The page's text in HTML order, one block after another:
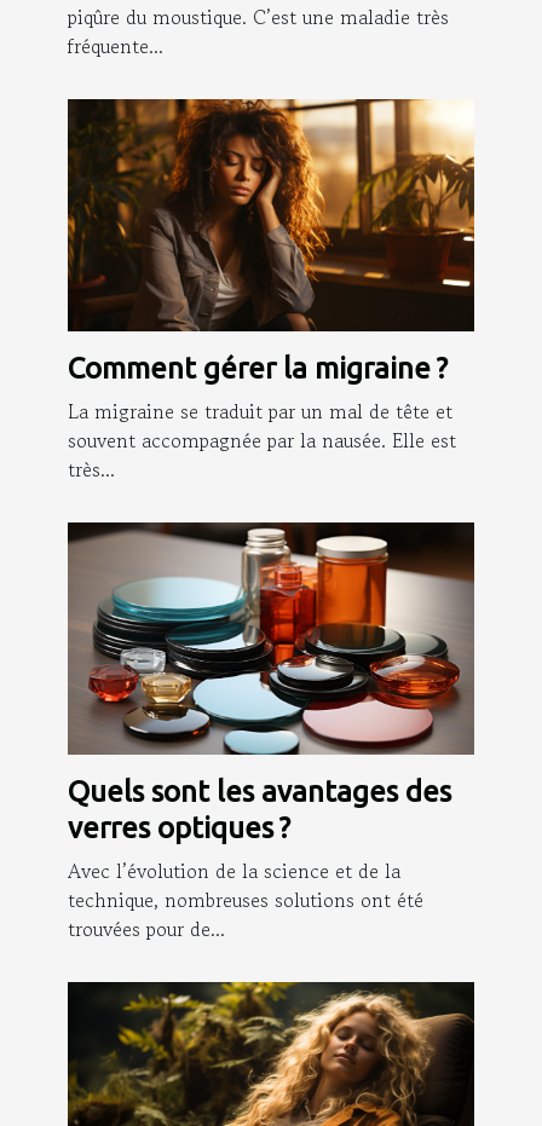
piqûre du moustique. C’est une maladie très
fréquente...
Comment gérer la migraine ?
La migraine se traduit par un mal de tête et
souvent accompagnée par la nausée. Elle est
très...
Quels sont les avantages des
verres optiques ?
Avec l’évolution de la science et de la
technique, nombreuses solutions ont été
trouvées pour de...